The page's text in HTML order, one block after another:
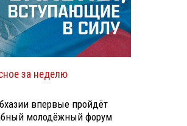
за неделю
впервые пройдёт
молодёжный форум